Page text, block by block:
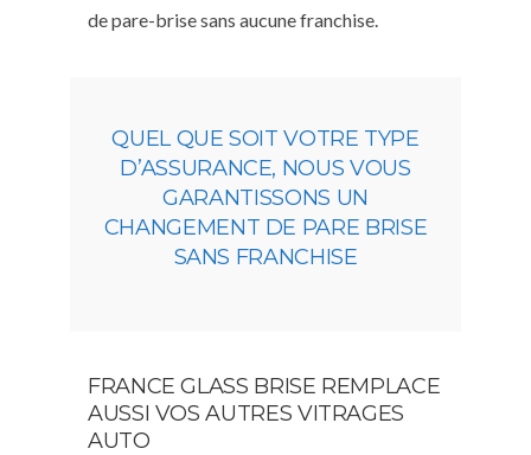
de pare-brise sans aucune franchise.
QUEL QUE SOIT VOTRE TYPE
D’ASSURANCE, NOUS VOUS
GARANTISSONS UN
CHANGEMENT DE PARE BRISE
SANS FRANCHISE
FRANCE GLASS BRISE REMPLACE
AUSSI VOS AUTRES VITRAGES
AUTO